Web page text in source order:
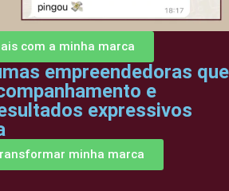
com a minha marca
empreendedoras que
e
expressivos
minha marca